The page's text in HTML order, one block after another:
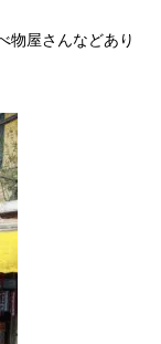
物屋さんなどあり